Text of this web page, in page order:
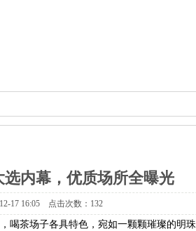
内幕，优质场所全曝光
17 16:05 点击次数：132
喝茶场子各具特色，宛如一颗颗璀璨的明